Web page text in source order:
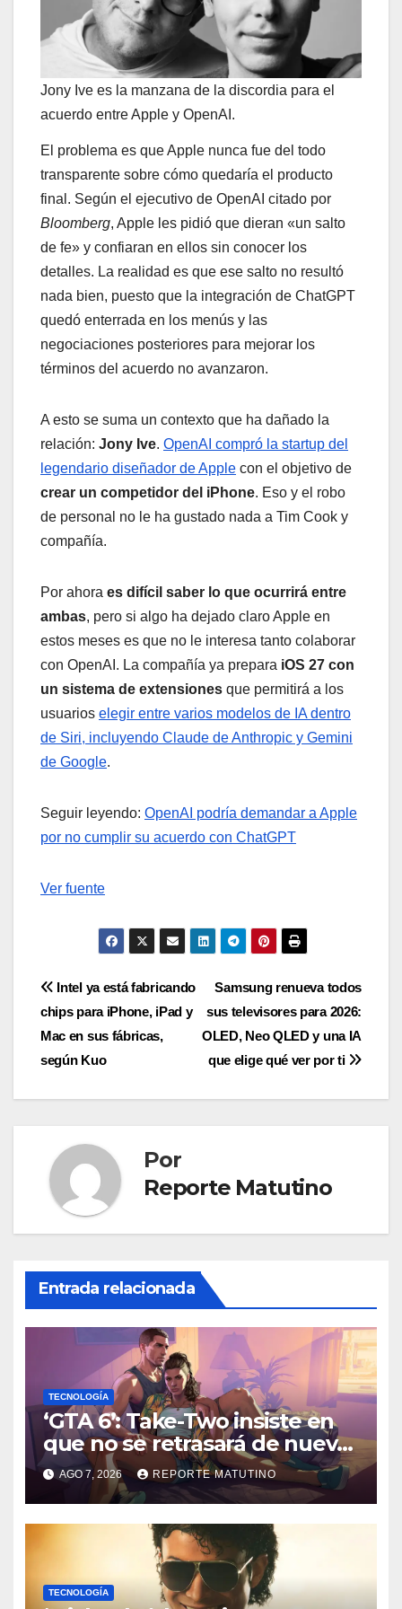
Jony Ive es la manzana de la discordia para el
acuerdo entre Apple y OpenAI.
El problema es que Apple nunca fue del todo
transparente sobre cómo quedaría el producto
final. Según el ejecutivo de OpenAI citado por
Bloomberg, Apple les pidió que dieran «un salto
de fe» y confiaran en ellos sin conocer los
detalles. La realidad es que ese salto no resultó
nada bien, puesto que la integración de ChatGPT
quedó enterrada en los menús y las
negociaciones posteriores para mejorar los
términos del acuerdo no avanzaron.
A esto se suma un contexto que ha dañado la
relación: Jony Ive. OpenAI compró la startup del
legendario diseñador de Apple con el objetivo de
crear un competidor del iPhone. Eso y el robo
de personal no le ha gustado nada a Tim Cook y
compañía.
Por ahora es difícil saber lo que ocurrirá entre
ambas, pero si algo ha dejado claro Apple en
estos meses es que no le interesa tanto colaborar
con OpenAI. La compañía ya prepara iOS 27 con
un sistema de extensiones que permitirá a los
usuarios elegir entre varios modelos de IA dentro
de Siri, incluyendo Claude de Anthropic y Gemini
de Google.
Seguir leyendo: OpenAI podría demandar a Apple
por no cumplir su acuerdo con ChatGPT
Ver fuente
Navegación
de
entradas
Samsung renueva todos
sus televisores para 2026:
OLED, Neo QLED y una IA
que elige qué ver por ti
Intel ya está fabricando
chips para iPhone, iPad y
Mac en sus fábricas,
según Kuo
Por
Reporte Matutino
Entrada relacionada
TECNOLOGÍA
‘GTA 6’: Take-Two insiste en
que no se retrasará de nuevo
y quiere que tú también
confíes
AGO 7, 2026 REPORTE MATUTINO
TECNOLOGÍA